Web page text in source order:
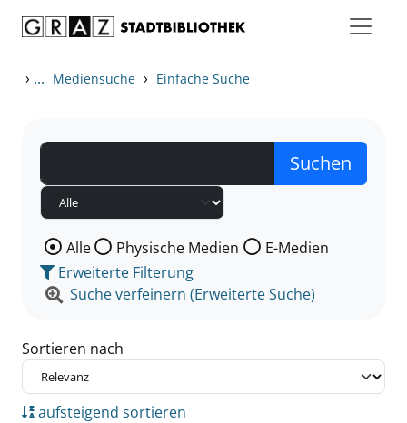
› ... Mediensuche › Einfache Suche
Wählen Sie die Medienart nach der Sie suchen wollen.
Alle Physische Medien
E-Medien
Erweiterte Filterung
Suche verfeinern (Erweiterte Suche)
Sortieren nach
aufsteigend sortieren